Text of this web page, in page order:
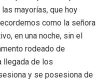
mayorías, que hoy
como la señora
en una noche, sin el
rodeado de
llegada de los
y se posesiona de